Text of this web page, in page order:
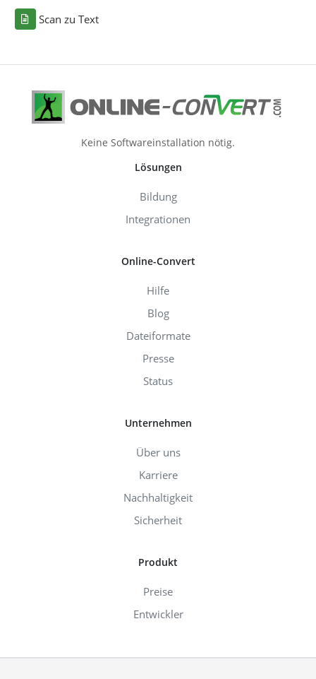
Scan zu Text
Keine Softwareinstallation nötig.
Lösungen
Bildung
Integrationen
Online-Convert
Hilfe
Blog
Dateiformate
Presse
Status
Unternehmen
Über uns
Karriere
Nachhaltigkeit
Sicherheit
Produkt
Preise
Entwickler